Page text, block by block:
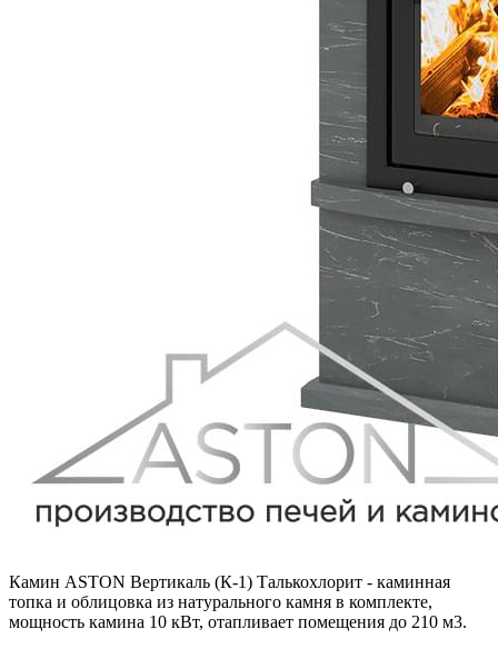
Камин ASTON Вертикаль (К-1) Талькохлорит - каминная
топка и облицовка из натурального камня в комплекте,
мощность камина 10 кВт, отапливает помещения до 210 м3.